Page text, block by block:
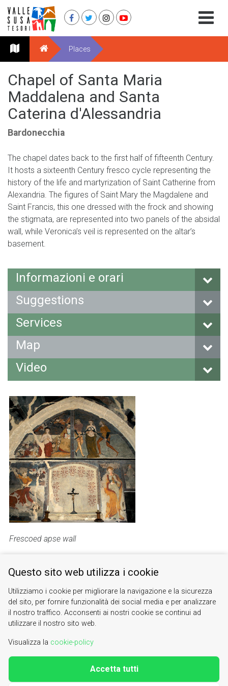
Places
Chapel of Santa Maria
Maddalena and Santa
Caterina d'Alessandria
Bardonecchia
The chapel dates back to the first half of fifteenth Century.
It hosts a sixteenth Century fresco cycle representing the
history of the life and martyrization of Saint Catherine from
Alexandria. The figures of Saint Mary the Magdalene and
Saint Francis, this one dressed with the frock and showing
the stigmata, are represented into two panels of the absidal
wall, while Veronica’s veil is represented on the altar’s
basement.
Informazioni e orari
Suggestions
Services
Map
Video
Frescoed apse wall
bardonecchia chaffaux
Valle di Susa. Tesori di Arte e Cultura Alpina
Questo sito web utilizza i cookie
Utilizziamo i cookie per migliorare la navigazione e la sicurezza
del sito, per fornire funzionalità dei social media e per analizzare
il nostro traffico. Acconsenti ai nostri cookie se continui ad
utilizzare il nostro sito web.
Visualizza la cookie-policy
Accetta tutti